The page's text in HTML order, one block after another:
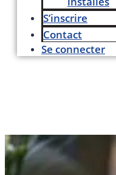
S’inscrire
Contact
Se connecter